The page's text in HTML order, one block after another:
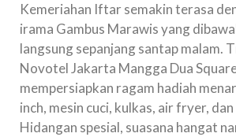
Kemeriahan Iftar semakin terasa
irama Gambus Marawis yang
langsung sepanjang santap malam.
Novotel Jakarta Mangga Dua
mempersiapkan ragam hadiah
inch, mesin cuci, kulkas, air fryer,
Hidangan spesial, suasana hangat